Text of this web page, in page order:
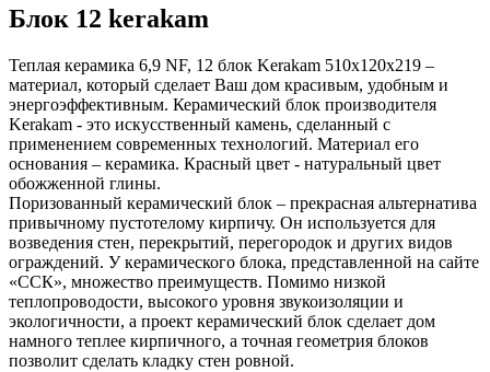
Блок 12 kerakam
Теплая керамика 6,9 NF, 12 блок Kerakam 510х120х219 –
материал, который сделает Ваш дом красивым, удобным и
энергоэффективным. Керамический блок производителя
Kerakam - это искусственный камень, сделанный с
применением современных технологий. Материал его
основания – керамика. Красный цвет - натуральный цвет
обожженной глины.
Поризованный керамический блок – прекрасная альтернатива
привычному пустотелому кирпичу. Он используется для
возведения стен, перекрытий, перегородок и других видов
ограждений. У керамического блока, представленной на сайте
«ССК», множество преимуществ. Помимо низкой
теплопроводости, высокого уровня звукоизоляции и
экологичности, а проект керамический блок сделает дом
намного теплее кирпичного, а точная геометрия блоков
позволит сделать кладку стен ровной.